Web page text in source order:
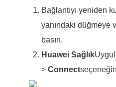
Bağlantıyı yeniden
yanındaki düğmeye
basın.
Huawei Sağlık
>Connect